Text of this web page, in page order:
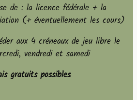
de : la licence fédérale + la
(+ éventuellement les cours)
aux 4 créneaux de jeu libre le
vendredi et samedi
gratuits possibles